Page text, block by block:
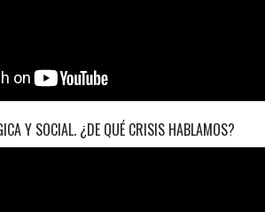
Y SOCIAL. ¿DE QUÉ CRISIS HABLAMOS?